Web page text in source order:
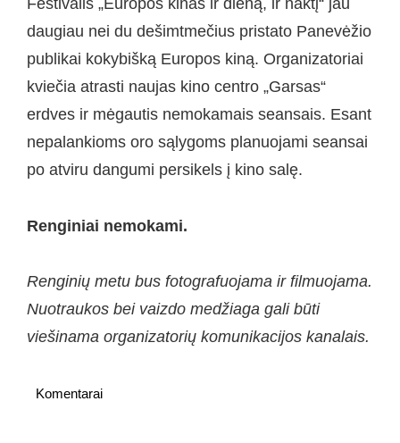
Festivalis „Europos kinas ir dieną, ir naktį“ jau
daugiau nei du dešimtmečius pristato Panevėžio
publikai kokybišką Europos kiną. Organizatoriai
kviečia atrasti naujas kino centro „Garsas“
erdves ir mėgautis nemokamais seansais. Esant
nepalankioms oro sąlygoms planuojami seansai
po atviru dangumi persikels į kino salę.
Renginiai nemokami.
Renginių metu bus fotografuojama ir filmuojama.
Nuotraukos bei vaizdo medžiaga gali būti
viešinama organizatorių komunikacijos kanalais.
Komentarai